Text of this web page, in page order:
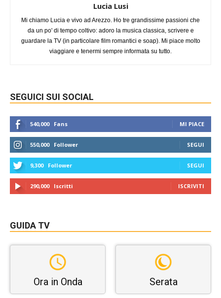
Lucia Lusi
Mi chiamo Lucia e vivo ad Arezzo. Ho tre grandissime passioni che
da un po' di tempo coltivo: adoro la musica classica, scrivere e
guardare la TV (in particolare film romantici e soap). Mi piace molto
viaggiare e tenermi sempre informata su tutto.
SEGUICI SUI SOCIAL
540,000 Fans MI PIACE
550,000 Follower SEGUI
9,300 Follower SEGUI
290,000 Iscritti ISCRIVITI
GUIDA TV
Ora in Onda Serata